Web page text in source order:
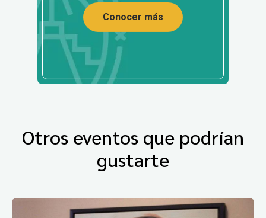
Conocer más
Otros eventos que podrían
gustarte